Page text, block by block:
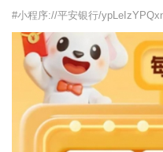
#小程序://平安银行/